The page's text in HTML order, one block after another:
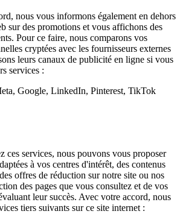
nous vous informons également en dehors
sur des promotions et vous affichons des
Pour ce faire, nous comparons vos
cryptées avec les fournisseurs externes
leurs canaux de publicité en ligne si vous
services :
Google, LinkedIn, Pinterest, TikTok
ces services, nous pouvons vous proposer
à vos centres d'intérêt, des contenus
offres de réduction sur notre site ou nos
des pages que vous consultez et de vos
leur succès. Avec votre accord, nous
tiers suivants sur ce site internet :